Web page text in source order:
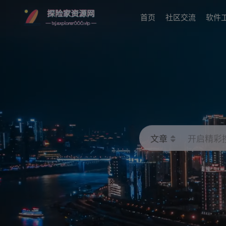
首页 社区交流 软件
文章 开启精彩